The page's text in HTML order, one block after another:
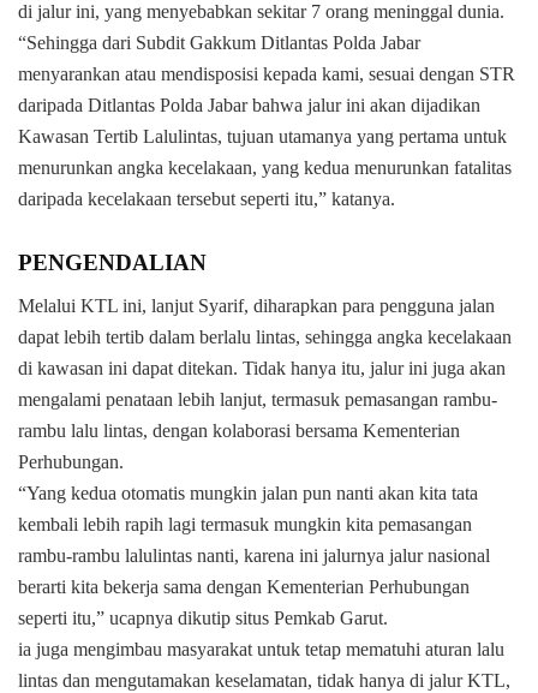
di jalur ini, yang menyebabkan sekitar 7 orang meninggal dunia.
“Sehingga dari Subdit Gakkum Ditlantas Polda Jabar
menyarankan atau mendisposisi kepada kami, sesuai dengan STR
daripada Ditlantas Polda Jabar bahwa jalur ini akan dijadikan
Kawasan Tertib Lalulintas, tujuan utamanya yang pertama untuk
menurunkan angka kecelakaan, yang kedua menurunkan fatalitas
daripada kecelakaan tersebut seperti itu,” katanya.
PENGENDALIAN
Melalui KTL ini, lanjut Syarif, diharapkan para pengguna jalan
dapat lebih tertib dalam berlalu lintas, sehingga angka kecelakaan
di kawasan ini dapat ditekan. Tidak hanya itu, jalur ini juga akan
mengalami penataan lebih lanjut, termasuk pemasangan rambu-
rambu lalu lintas, dengan kolaborasi bersama Kementerian
Perhubungan.
“Yang kedua otomatis mungkin jalan pun nanti akan kita tata
kembali lebih rapih lagi termasuk mungkin kita pemasangan
rambu-rambu lalulintas nanti, karena ini jalurnya jalur nasional
berarti kita bekerja sama dengan Kementerian Perhubungan
seperti itu,” ucapnya dikutip situs Pemkab Garut.
ia juga mengimbau masyarakat untuk tetap mematuhi aturan lalu
lintas dan mengutamakan keselamatan, tidak hanya di jalur KTL,